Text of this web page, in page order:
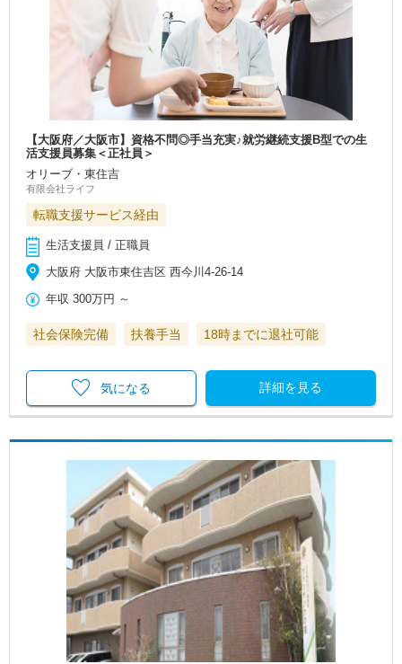
【大阪府／大阪市】資格不問◎手当充実♪就労継続支援B型での生
活支援員募集＜正社員＞
オリーブ・東住吉
有限会社ライフ
転職支援サービス経由
生活支援員 / 正職員
大阪府 大阪市東住吉区 西今川4‐26‐14
年収 300万円 ～
社会保険完備 扶養手当 18時までに退社可能
詳細を見る
気になる